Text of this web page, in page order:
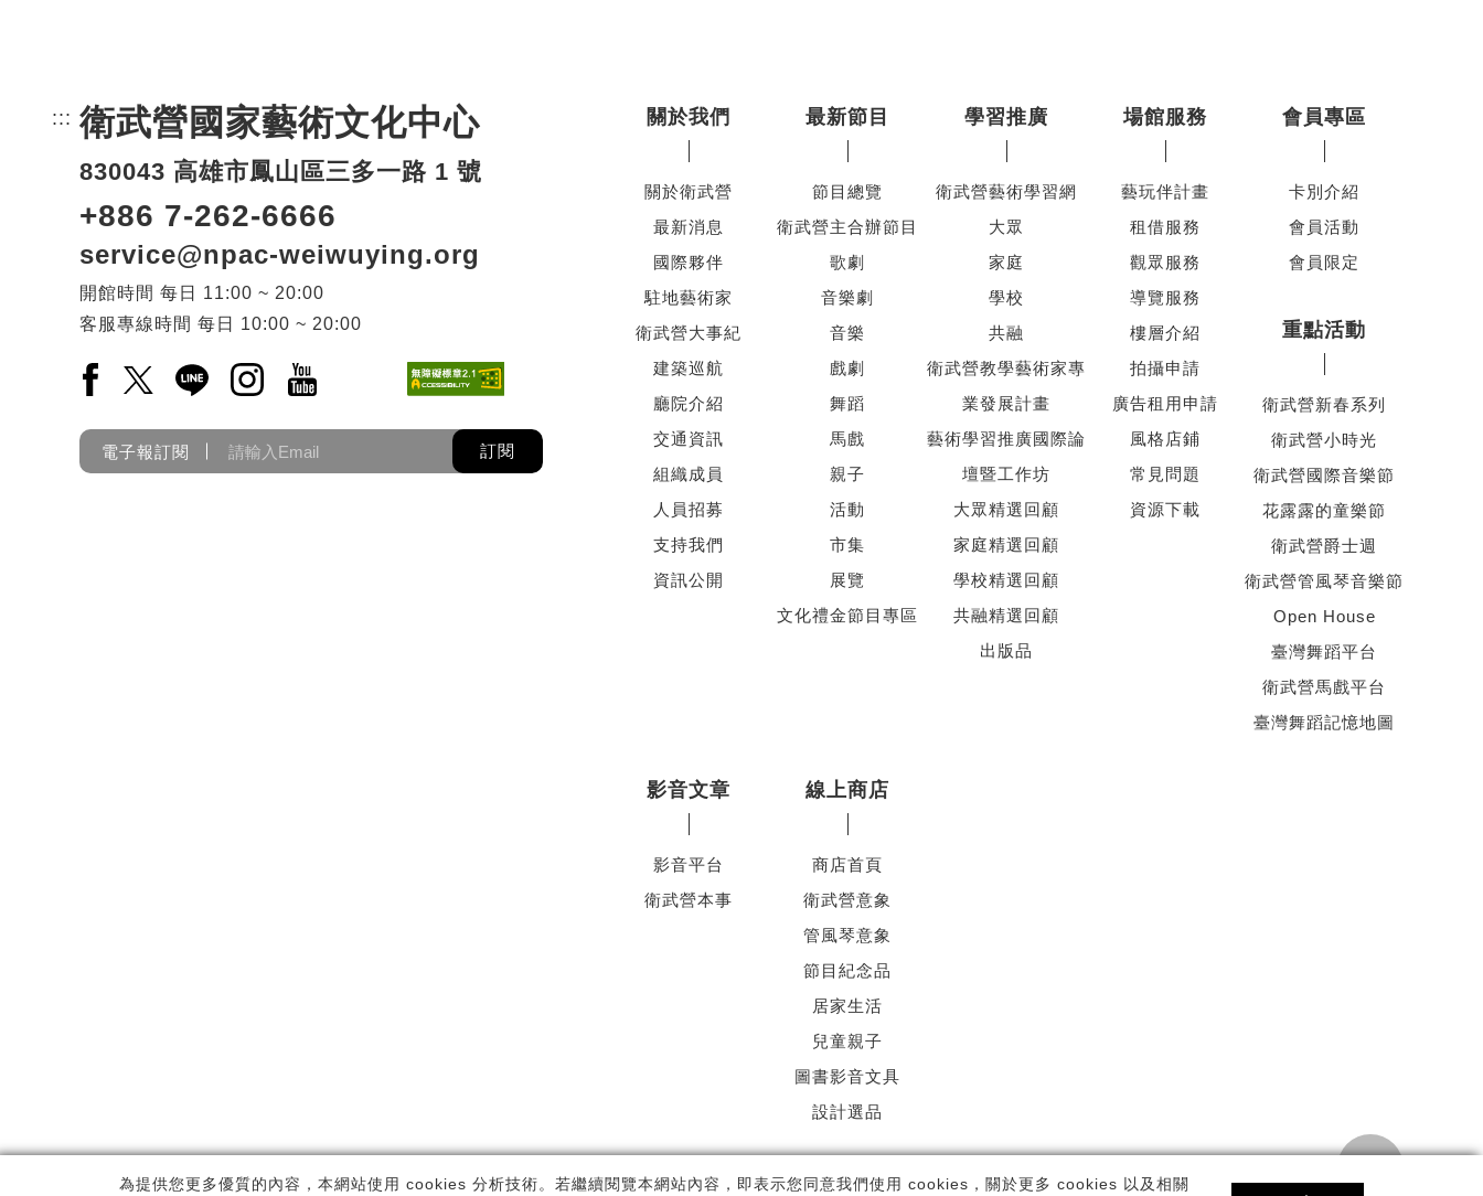
為提供您更多優質的內容，本網站使用 cookies 分析技術。若繼續閱覽本網站內容，即表示您同意我們使用 cookies，關於更多 cookies 以及相關
::: 頁尾網站資訊。
衛武營國家藝術文化中心
830043 高雄市鳳山區三多一路 1 號
+886 7-262-6666
service@npac-weiwuying.org
開館時間 每日
11:00 ~ 20:00
客服專線時間 每日 10:00 ~ 20:00
Facebook(另開新視窗)
X(另開新視窗)
LINE(另開新視窗)
Instagram(另開新視窗)
YouTube(另開新視窗)
電子報訂閱 訂閱
關於我們
關於衛武營
最新消息
國際夥伴
駐地藝術家
衛武營大事紀
建築巡航
廳院介紹
交通資訊
組織成員
人員招募
支持我們
資訊公開
最新節目
節目總覽
衛武營主合辦節目
歌劇
音樂劇
音樂
戲劇
舞蹈
馬戲
親子
活動
市集
展覽
文化禮金節目專區
學習推廣
衛武營藝術學習網
大眾
家庭
學校
共融
衛武營教學藝術家專
業發展計畫
藝術學習推廣國際論
壇暨工作坊
大眾精選回顧
家庭精選回顧
學校精選回顧
共融精選回顧
出版品
場館服務
藝玩伴計畫
租借服務
觀眾服務
導覽服務
樓層介紹
拍攝申請
廣告租用申請
風格店鋪
常見問題
資源下載
會員專區
卡別介紹
會員活動
會員限定
重點活動
衛武營新春系列
衛武營小時光
衛武營國際音樂節
花露露的童樂節
衛武營爵士週
衛武營管風琴音樂節
Open House
臺灣舞蹈平台
衛武營馬戲平台
臺灣舞蹈記憶地圖
影音文章
影音平台
衛武營本事
線上商店
商店首頁
衛武營意象
管風琴意象
節目紀念品
居家生活
兒童親子
圖書影音文具
設計選品